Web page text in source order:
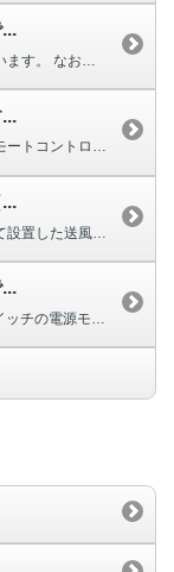
エアコンのコンプレッサーには電動式を採用しています。 なお、アウトランダ...
スマートフォンなどに無料の専用アプリ（三菱リモートコントロール）をインスト...
2018年8月発表のモデルから、充電中にパワースイッチの電源モードをONと...